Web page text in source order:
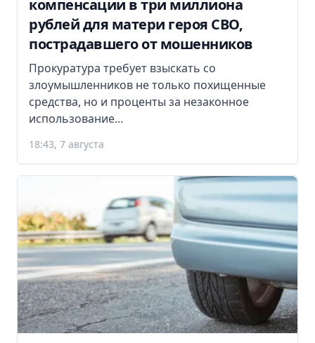
компенсации в три миллиона
рублей для матери героя СВО,
пострадавшего от мошенников
Прокуратура требует взыскать со
злоумышленников не только похищенные
средства, но и проценты за незаконное
использование...
18:43, 7 августа